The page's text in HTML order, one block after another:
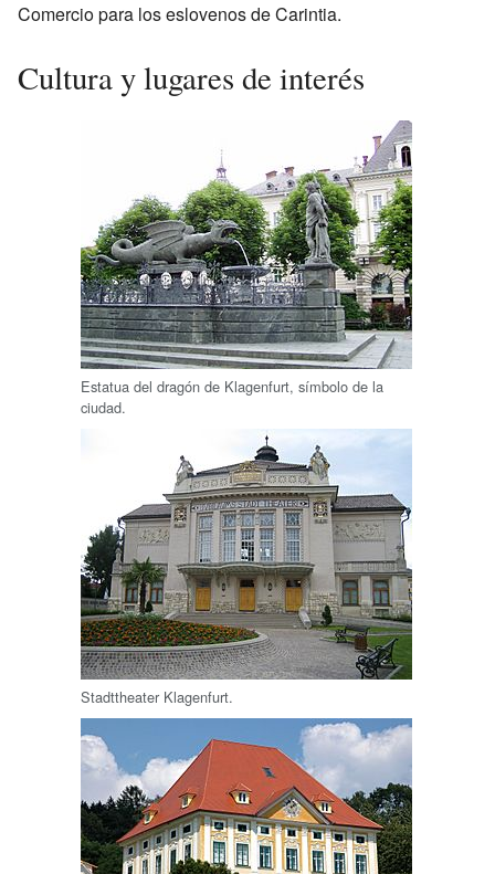
Comercio para los eslovenos de Carintia.
Cultura y lugares de interés
Estatua del dragón de Klagenfurt, símbolo de la
ciudad.
Stadttheater Klagenfurt.